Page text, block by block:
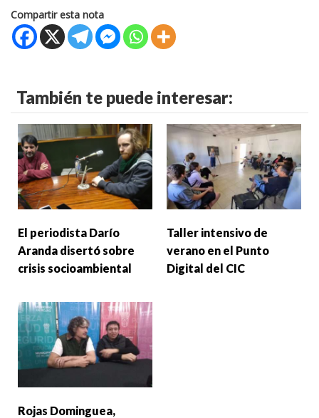
Compartir esta nota
También te puede interesar:
El periodista Darío
Aranda disertó sobre
crisis socioambiental
Taller intensivo de
verano en el Punto
Digital del CIC
Rojas Dominguea,